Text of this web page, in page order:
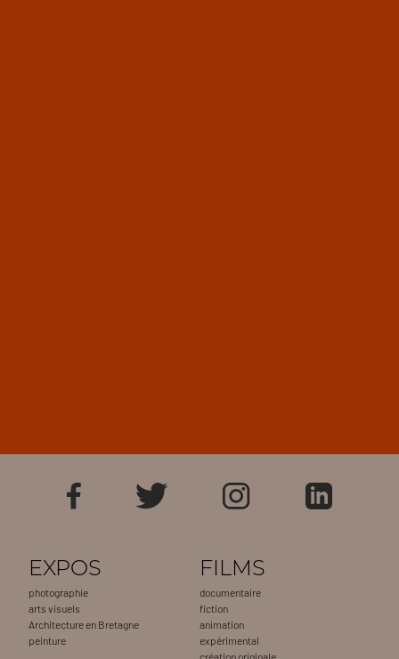
EXPOS
photographie
arts visuels
Architecture en Bretagne
peinture
FILMS
documentaire
fiction
animation
expérimental
création originale